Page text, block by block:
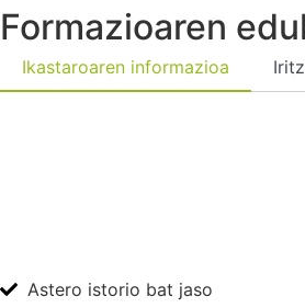
Formazioaren
Ikastaroaren informazioa
Astero istorio bat jaso